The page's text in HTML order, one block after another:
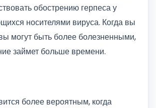
обострению герпеса у
носителями вируса. Когда вы
могут быть более болезненными,
займет больше времени.
более вероятным, когда